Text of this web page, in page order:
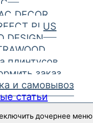
DECOR
PLUS
DESIGN
плинтусов
заказ
и самовывоз
статьи
дочернее меню